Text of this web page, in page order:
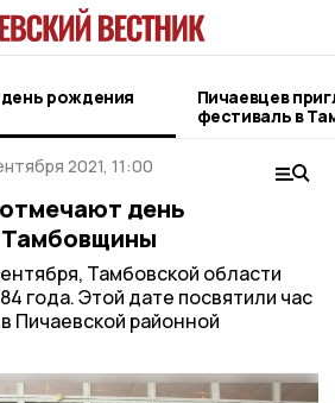
рождения
Пичаевцев
фестиваль в
2021, 11:00
день
Тамбовской области
года. Этой дате посвятили час
Пичаевской районной